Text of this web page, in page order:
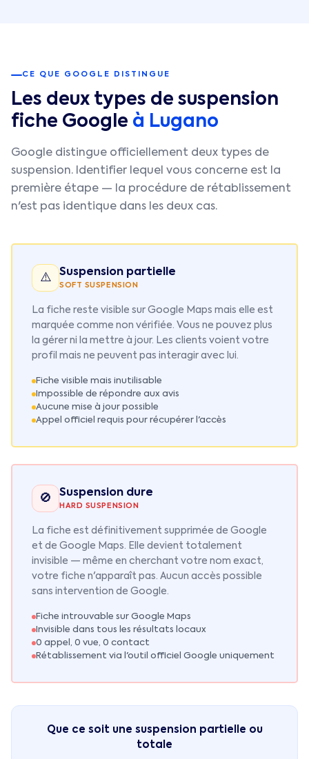
CE QUE GOOGLE DISTINGUE
Les deux types de suspension
fiche Google à Lugano
Google distingue officiellement deux types de
suspension. Identifier lequel vous concerne est la
première étape — la procédure de rétablissement
n'est pas identique dans les deux cas.
⚠️ Suspension partielle
SOFT SUSPENSION
La fiche reste visible sur Google Maps mais elle est
marquée comme non vérifiée. Vous ne pouvez plus
la gérer ni la mettre à jour. Les clients voient votre
profil mais ne peuvent pas interagir avec lui.
Fiche visible mais inutilisable
Impossible de répondre aux avis
Aucune mise à jour possible
Appel officiel requis pour récupérer l'accès
🚫 Suspension dure
HARD SUSPENSION
La fiche est définitivement supprimée de Google
et de Google Maps. Elle devient totalement
invisible — même en cherchant votre nom exact,
votre fiche n'apparaît pas. Aucun accès possible
sans intervention de Google.
Fiche introuvable sur Google Maps
Invisible dans tous les résultats locaux
0 appel, 0 vue, 0 contact
Rétablissement via l'outil officiel Google uniquement
Que ce soit une suspension partielle ou
totale